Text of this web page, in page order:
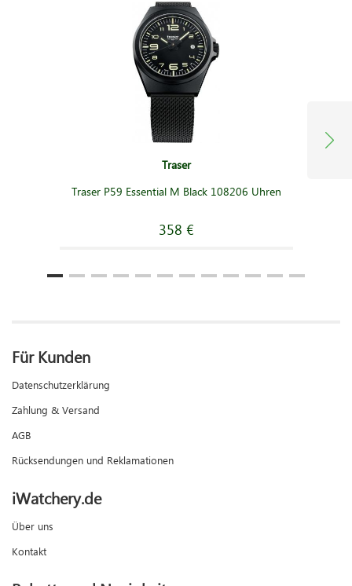
Traser
Traser P59 Essential M Black 108206 Uhren
358 €
Für Kunden
Datenschutzerklärung
Zahlung & Versand
AGB
Rücksendungen und Reklamationen
iWatchery.de
Über uns
Kontakt